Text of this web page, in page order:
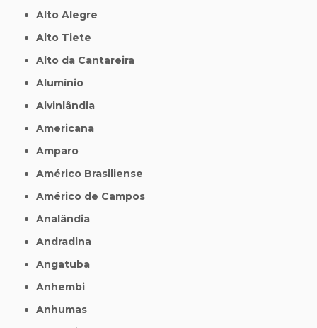
Alto Alegre
Alto Tiete
Alto da Cantareira
Alumínio
Alvinlândia
Americana
Amparo
Américo Brasiliense
Américo de Campos
Analândia
Andradina
Angatuba
Anhembi
Anhumas